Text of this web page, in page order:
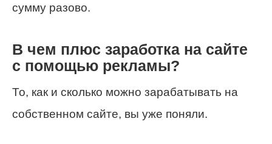
сумму разово.
В чем плюс заработка на сайте
с помощью рекламы?
То, как и сколько можно зарабатывать на
собственном сайте, вы уже поняли.